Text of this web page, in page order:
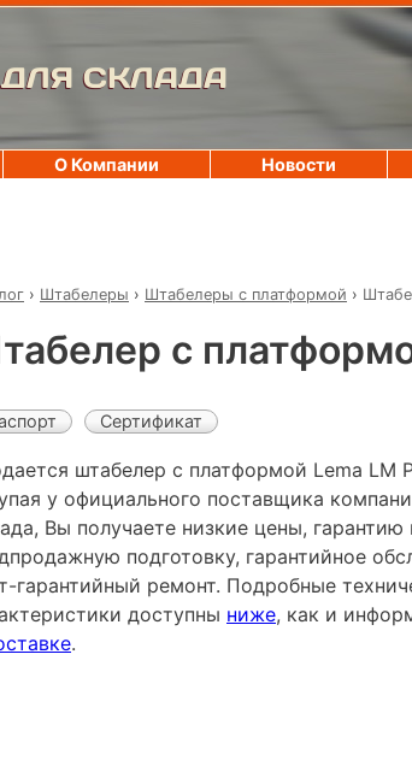
СКЛАДА
› Штабелеры › Штабелеры с платформой ›
с
Сертификат
штабелер с платформой Lema LM
у официального поставщика
Вы получаете низкие цены, гарантию
подготовку, гарантийное
гарантийный ремонт. Подробные
доступны ниже, как и
.
О Компании Новости